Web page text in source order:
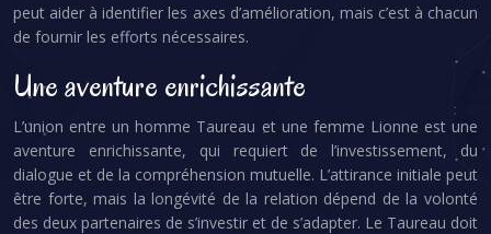
peut aider à identifier les axes d’amélioration, mais c’est à chacun
de fournir les efforts nécessaires.
Une aventure enrichissante
L’union entre un homme Taureau et une femme Lionne est une
aventure enrichissante, qui requiert de l’investissement, du
dialogue et de la compréhension mutuelle. L’attirance initiale peut
être forte, mais la longévité de la relation dépend de la volonté
des deux partenaires de s’investir et de s’adapter. Le Taureau doit